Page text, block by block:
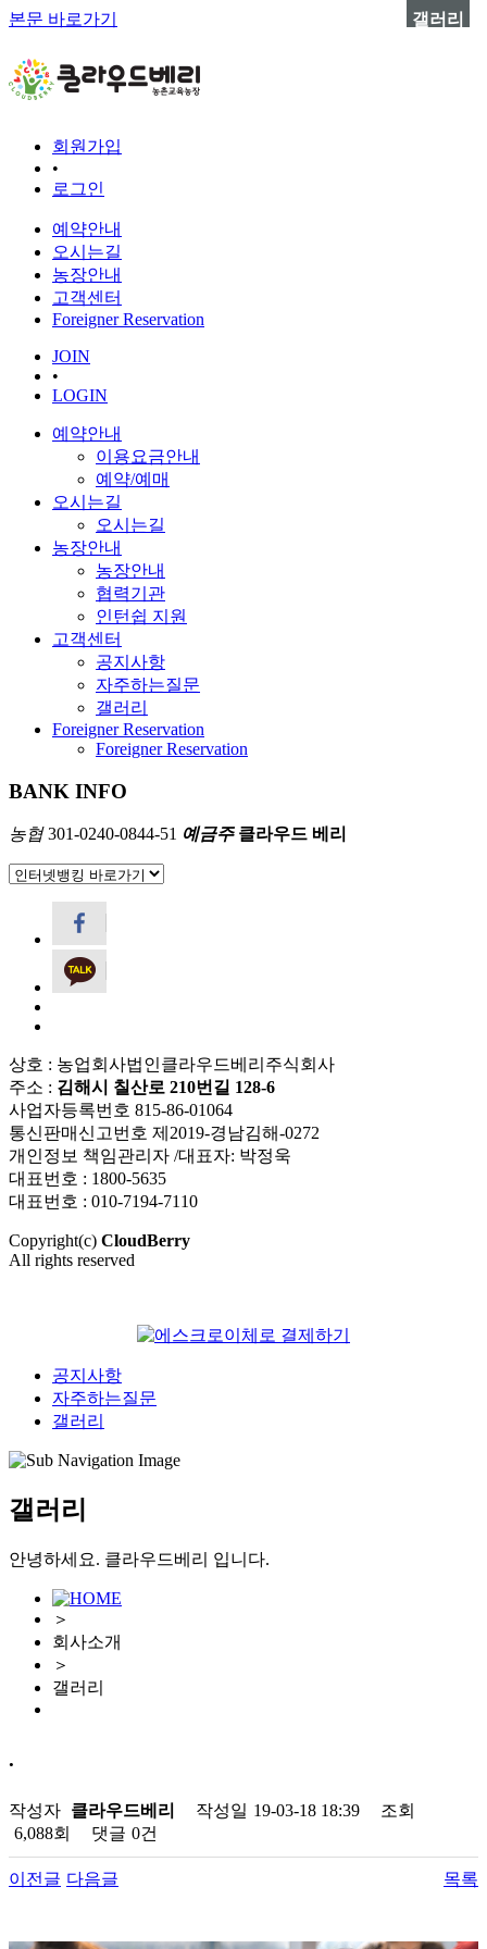
본문 바로가기
회원가입
•
로그인
예약안내
오시는길
농장안내
고객센터
Foreigner Reservation
JOIN
•
LOGIN
예약안내
이용요금안내
예약/예매
오시는길
오시는길
농장안내
농장안내
협력기관
인턴쉽 지원
고객센터
공지사항
자주하는질문
갤러리
Foreigner Reservation
Foreigner Reservation
BANK INFO
농협301-0240-0844-51 예금주클라우드 베리
상호 : 농업회사법인클라우드베리주식회사
주소 : 김해시 칠산로 210번길 128-6
사업자등록번호 815-86-01064
통신판매신고번호 제2019-경남김해-0272
개인정보 책임관리자 /대표자: 박정욱
대표번호 : 1800-5635
대표번호 : 010-7194-7110
Copyright(c) CloudBerry
All rights reserved
공지사항
자주하는질문
갤러리
갤러리
안녕하세요. 클라우드베리 입니다.
＞
회사소개
＞
갤러리
갤러리
.
작성자 클라우드베리 작성일 19-03-18 18:39
조회
6,088회
댓글 0건
이전글 다음글 목록